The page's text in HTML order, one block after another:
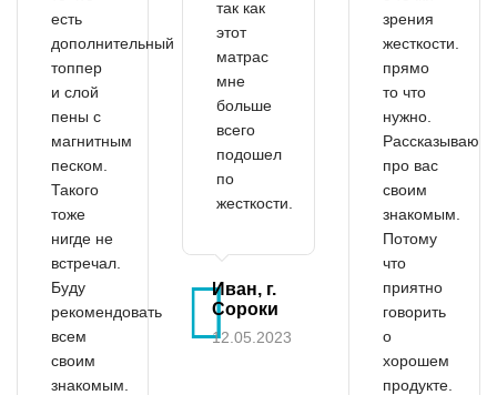
есть
дополнительный
топпер
и слой
пены с
магнитным
песком.
Такого
тоже
нигде не
встречал.
Буду
рекомендовать
всем
своим
знакомым.
так как
этот
матрас
мне
больше
всего
подошел
по
жесткости.
Иван, г.
Сороки
12.05.2023
зрения
жесткости.
прямо
то что
нужно.
Рассказываю
про вас
своим
знакомым.
Потому
что
приятно
говорить
о
хорошем
продукте.